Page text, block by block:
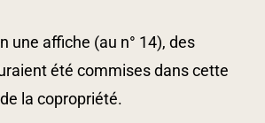
une affiche (au n° 14), des
été commises dans cette
la copropriété.